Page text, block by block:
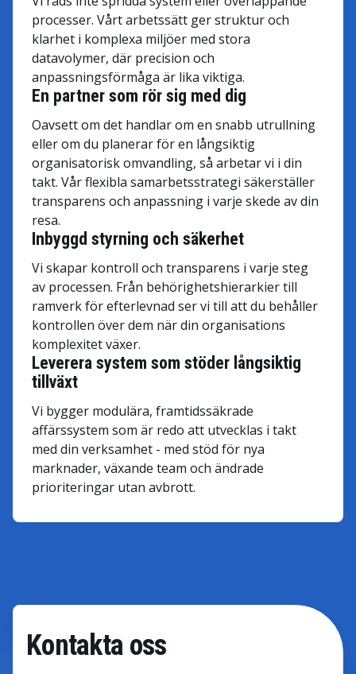
En partner som rör sig med dig
Oavsett om det handlar om en snabb utrullning
eller om du planerar för en långsiktig
organisatorisk omvandling, så arbetar vi i din
takt. Vår flexibla samarbetsstrategi säkerställer
transparens och anpassning i varje skede av din
resa.
Inbyggd styrning och säkerhet
Vi skapar kontroll och transparens i varje steg
av processen. Från behörighetshierarkier till
ramverk för efterlevnad ser vi till att du behåller
kontrollen över dem när din organisations
komplexitet växer.
processer. Vårt arbetssätt ger struktur och
klarhet i komplexa miljöer med stora
datavolymer, där precision och
anpassningsförmåga är lika viktiga.
Leverera system som stöder långsiktig
tillväxt
Vi bygger modulära, framtidssäkrade
affärssystem som är redo att utvecklas i takt
med din verksamhet - med stöd för nya
marknader, växande team och ändrade
prioriteringar utan avbrott.
Kontakta oss